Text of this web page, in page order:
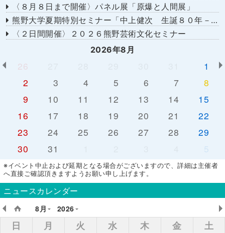
〈８月８日まで開催〉パネル展「原爆と人間展」
熊野大学夏期特別セミナー「中上健次 生誕８０年－時代へのまなざし－」
〈２日間開催〉２０２６熊野芸術文化セミナー
2026年8月
26
1
2
3 4 5 6 7
8
9
10 11 12 13 14
15
16
17 18 19 20 21
22
23
24 25 26 27 28
29
30
31 5
※イベント中止および延期となる場合がございますので、詳細は主催者
へ直接ご確認頂きますようお願い申し上げます。
ニュースカレンダー
8月
2026
日 月 火 水 木 金
土